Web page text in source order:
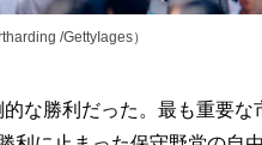
/GettyIages）
な勝利だった。最も重要な